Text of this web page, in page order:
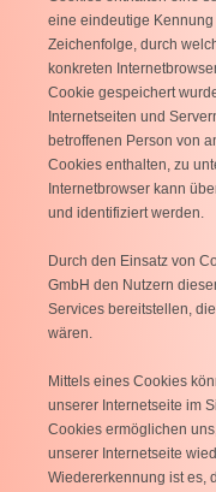
eine eindeutige
Zeichenfolge, durch
konkreten
Cookie gespeichert
Internetseiten und
betroffenen Person von
Cookies enthalten, zu
Internetbrowser kann
und identifiziert werden.
Durch den Einsatz von
GmbH den Nutzern
Services bereitstellen,
wären.
Mittels eines Cookies
unserer Internetseite im
Cookies ermöglichen
unserer Internetseite
Wiedererkennung ist es,